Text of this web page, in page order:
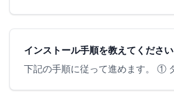
インストール手順を教えてください